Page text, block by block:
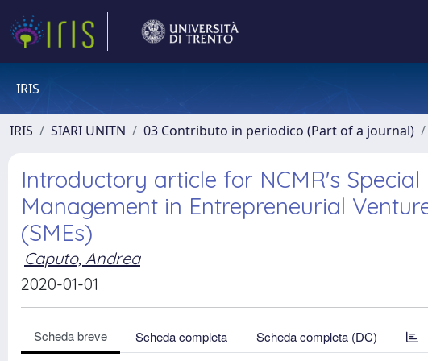
IRIS
IRIS SIARI UNITN 03 Contributo in periodico (Part of a journal)
Introductory article for NCMR's
Management in Entrepreneurial
(SMEs)
Caputo, Andrea
2020-01-01
Scheda breve Scheda completa Scheda completa (DC)